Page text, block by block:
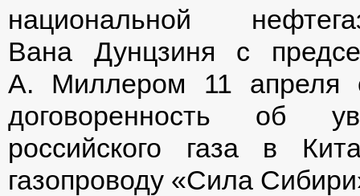
национальной
Вана Дунцзиня с
А. Миллером 11 апреля
договоренность об
российского газа в
газопроводу «Сила